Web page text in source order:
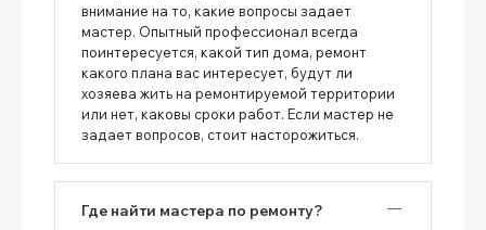
внимание на то, какие вопросы задает
мастер. Опытный профессионал всегда
поинтересуется, какой тип дома, ремонт
какого плана вас интересует, будут ли
хозяева жить на ремонтируемой территории
или нет, каковы сроки работ. Если мастер не
задает вопросов, стоит насторожиться.
Где найти мастера по ремонту?